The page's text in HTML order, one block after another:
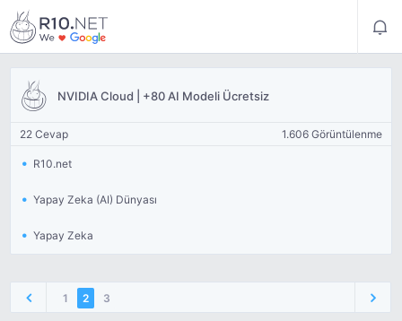
NVIDIA Cloud | +80 AI Modeli Ücretsiz
22 Cevap 1.606 Görüntülenme
R10.net
Yapay Zeka (AI) Dünyası
Yapay Zeka
1 2 3